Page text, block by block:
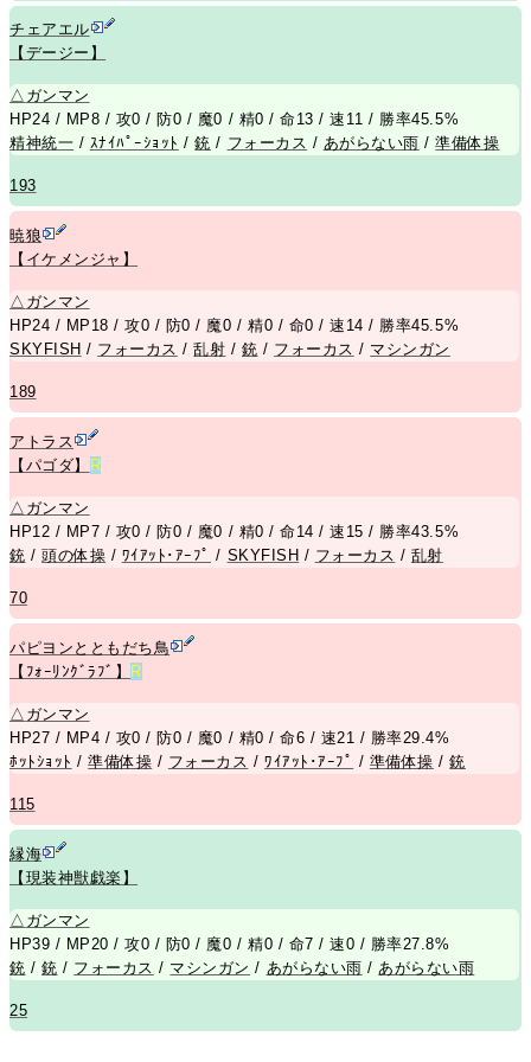
チェアエル
【デージー】
△ ガンマン
HP24 / MP8 / 攻0 / 防0 / 魔0 / 精0 / 命13 / 速11 / 勝率45.5%
精神統一 / ｽﾅｲﾊﾟｰｼｮｯﾄ /銃 / フォーカス / あがらない雨 /準備体操
193
暁狼
【イケメンジャ】
△ ガンマン
HP24 / MP18 / 攻0 / 防0 / 魔0 / 精0 / 命0 / 速14 / 勝率45.5%
SKYFISH / フォーカス /乱射 / 銃 / フォーカス / マシンガン
189
アトラス
【パゴダ】
R
△ ガンマン
HP12 / MP7 / 攻0 / 防0 / 魔0 / 精0 / 命14 / 速15 / 勝率43.5%
銃 /頭の体操 / ﾜｲｱｯﾄ･ｱｰﾌﾟ / SKYFISH / フォーカス / 乱射
70
パピヨンとともだち鳥
【ﾌｫｰﾘﾝｸﾞﾗﾌﾞ】 R
△ ガンマン
HP27 / MP4 / 攻0 / 防0 / 魔0 / 精0 / 命6 / 速21 / 勝率29.4%
ﾎｯﾄｼｮｯﾄ /準備体操 / フォーカス /ﾜｲｱｯﾄ･ｱｰﾌﾟ / 準備体操 /銃
115
縁海
【現装神獣戯楽】
△ ガンマン
HP39 / MP20 / 攻0 / 防0 / 魔0 / 精0 / 命7 / 速0 / 勝率27.8%
銃 /銃 / フォーカス / マシンガン / あがらない雨 / あがらない雨
25